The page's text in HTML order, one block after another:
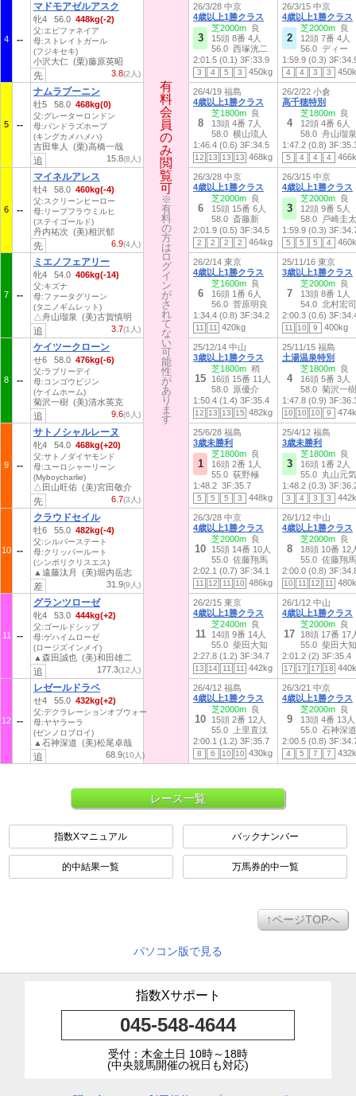
有
料
会
員
の
み
閲
覧
可
※
有
料
の
方
は
ロ
グ
イ
ン
が
さ
れ
て
な
い
可
能
性
が
あ
り
ま
す
4
マドモアゼルアスク
牝4 56.0 448kg(-2)
父:エピファネイア
母:ストレイトガール
(フジキセキ)
小沢大仁 (栗)藤原英昭
3.8(2人)
先
5
ナムラブーニン
牡5 58.0 468kg(0)
父:グレーターロンドン
母:パンドラズホープ
(キングカメハメハ)
吉田隼人 (栗)高橋一哉
15.8(8人)
追
6
マイネルアレス
牡4 58.0 460kg(-4)
父:スクリーンヒーロー
母:リープフラウミルヒ
(ステイゴールド)
丹内祐次 (美)相沢郁
6.9(4人)
先
7
ミエノフェアリー
牝4 54.0 406kg(-14)
父:キズナ
母:ファータグリーン
(タニノギムレット)
△舟山瑠泉 (美)古賀慎明
3.7(1人)
追
8
ケイツークローン
せ6 58.0 476kg(-6)
父:ラブリーデイ
母:コンゴウビジン
(ケイムホーム)
菊沢一樹 (美)清水英克
9.6(6人)
追
9
サトノシャルレーヌ
牝4 54.0 468kg(+20)
父:サトノダイヤモンド
母:ユーロシャーリーン
(Myboycharlie)
△田山旺佑 (美)宮田敬介
6.7(3人)
先
10
クラウドセイル
牡6 55.0 482kg(-4)
父:シルバーステート
母:クリッパールート
(シンボリクリスエス)
▲遠藤汰月 (美)堀内岳志
31.9(9人)
差
11
グランツローゼ
牝4 53.0 444kg(+2)
父:ゴールドシップ
母:ゲハイムローゼ
(ロージズインメイ)
▲森田誠也 (美)和田雄二
177.3(12人)
追
12
レゼールドラペ
せ4 55.0 432kg(+2)
父:デクラレーションオブウォー
母:ヤヤラーラ
(ゼンノロブロイ)
▲石神深道 (美)松尾卓哉
68.9(10人)
追
有
料
会
員
の
み
閲
覧
可
※
有
料
の
方
は
ロ
グ
イ
ン
が
さ
れ
て
な
い
可
能
性
が
あ
り
ま
す
26/3/28 中京
4歳以上1勝クラス
3
芝2000m 良
15頭 8番 4人
56.0 西塚洸二
2:01.5 (0.1) 3F:33.9
3 4 5 3 450kg
26/3/15 中京
4歳以上1勝クラス
2
芝2000m 良
12頭 7番 4人
56.0 ディー
1:59.9 (0.3)
4 4 3 3
26/4/19 福島
4歳以上1勝クラス
8
芝1800m 良
13頭 4番 7人
58.0 横山琉人
1:46.4 (0.6) 3F:34.5
12 13 13 13 468kg
26/2/22 小倉
高千穂特別
4
芝1800m 良
12頭 4番 6人
58.0 舟山瑠泉
1:47.2 (0.8)
5 4 4 4
26/3/28 中京
4歳以上1勝クラス
6
芝2000m 良
15頭 15番 6人
58.0 斎藤新
2:01.9 (0.5) 3F:34.5
2 2 2 2 464kg
26/3/15 中京
4歳以上1勝クラス
3
芝2000m 良
12頭 9番 5人
58.0 戸崎圭太
1:59.9 (0.3)
5 5 5 4
26/2/14 東京
4歳以上1勝クラス
6
芝1600m 良
16頭 1番 6人
56.0 菅原明良
1:34.4 (0.8) 3F:34.2
11 11 420kg
25/11/16 東京
3歳以上1勝クラス
7
芝2000m 良
13頭 8番 1人
54.0 北村宏司
2:00.3 (0.6)
11 10 9 400kg
25/12/14 中山
3歳以上1勝クラス
15
芝1800m 稍
16頭 15番 11人
58.0 原優介
1:50.4 (1.4) 3F:35.4
12 13 13 15 482kg
25/11/15 福島
土湯温泉特別
4
芝1800m 良
16頭 5番 3人
58.0 菊沢一樹
1:47.8 (0.9)
10 10 10 9
25/6/28 福島
3歳未勝利
1
芝1800m 良
16頭 2番 1人
55.0 荻野極
1:48.2 3F:35.7
5 5 5 3 448kg
25/4/12 福島
3歳未勝利
3
芝1800m 良
16頭 1番 2人
55.0 丸山元気
1:48.2 (0.3)
3 4 3 3
26/3/28 中京
4歳以上1勝クラス
10
芝2000m 良
15頭 14番 10人
55.0 佐藤翔馬
2:02.1 (0.7) 3F:34.1
11 12 11 10 486kg
26/1/12 中山
4歳以上1勝クラス
8
芝2000m 良
18頭 10番 12
55.0 佐藤翔馬
2:00.0 (0.8)
10 11 12 11
26/2/15 東京
4歳以上1勝クラス
11
芝2400m 良
14頭 9番 14人
55.0 柴田大知
2:27.8 (1.2) 3F:34.7
13 14 11 11 442kg
26/1/12 中山
4歳以上1勝クラス
17
芝2000m 良
18頭 17番 17
55.0 柴田大知
2:01.2 (2) 3F:35.4
17 17 17 18
26/4/12 福島
4歳以上1勝クラス
10
芝2000m 良
15頭 2番 12人
55.0 上里直汰
2:00.1 (1.2) 3F:35.7
8 6 10 10 430kg
26/3/21 中京
4歳以上1勝クラス
9
芝2000m 良
13頭 4番 13人
55.0 石神深道
2:00.5 (0.8)
4 5 7 7
レース一覧
指数Xマニュアル バックナンバー
的中結果一覧 万馬券的中一覧
↑ページTOPへ
パソコン版で見る
指数Xサポート
045-548-4644
受付：木金土日 10時～18時
(中央競馬開催の祝日も対応)